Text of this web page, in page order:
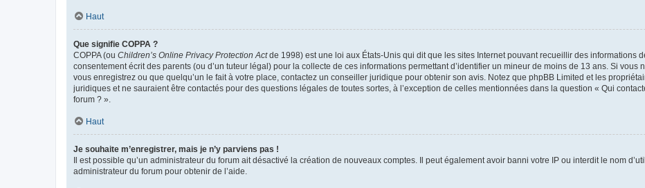
Haut
Que signifie COPPA ?
COPPA (ou Children’s Online Privacy Protection Actde 1998) est une loi aux États-Unis qui dit que les sites Internet pouvant recueillir des informations
consentement écrit des parents (ou d’un tuteur légal) pour la collecte de ces informations permettant d’identifier un mineur de moins de 13 ans. Si vous
vous enregistrez ou que quelqu’un le fait à votre place, contactez un conseiller juridique pour obtenir son avis. Notez que phpBB Limited et les
juridiques et ne sauraient être contactés pour des questions légales de toutes sortes, à l’exception de celles mentionnées dans la question « Qui
forum ? ».
Haut
Je souhaite m’enregistrer, mais je n’y parviens pas !
Il est possible qu’un administrateur du forum ait désactivé la création de nouveaux comptes. Il peut également avoir banni votre IP ou interdit le nom
administrateur du forum pour obtenir de l’aide.